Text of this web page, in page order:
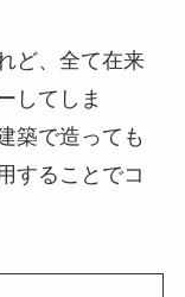
ど、全て在来
してしま
築で造っても
することでコ